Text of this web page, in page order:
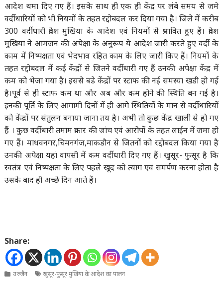
आदेश थमा दिए गए हैं। इसके साथ ही एक ही केंद्र पर लंबे समय से जमे
वर्दीधारियों को भी नियमों के तहत रद्दोबदल कर दिया गया है। जिले में करीब
300 वर्दीधारी प्रदेश मुखिया के आदेश एवं नियमों से प्रभावित हुए हैं। प्रदेश
मुखिया ने आमजन की अपेक्षा के अनुरूप ये आदेश जारी करते हुए वर्दी के
काम में निष्पक्षता एवं भेदभाव रहित काम के लिए जारी किए हैं। नियमों के
तहत रद्दोबदल में कई केंद्रों से जितने वर्दीधारी गए हैं उनकी अपेक्षा केंद्र में
कम को भेजा गया है। इससे बडे केंद्रों पर स्टाफ की नई समस्या खडी हो गई
है।पूर्व से ही स्टाफ कम था और अब और कम होने की स्थिति बन गई है।
इनकी पूर्ति के लिए आगामी दिनों में ही आगे स्थितियों के मान से वर्दीधारियों
को केंद्रों पर संतुलन बनाया जाना तय है। अभी तो कुछ केंद्र खाली से हो गए
हैं । कुछ वर्दीधारी तमाम प्रकार की जांच एवं आरोपों के तहत लाईन में जमा हो
गए हैं। माधवनगर,चिमनगंज,माकडौन से जितनों को रद्दोबदल किया गया है
उनकी अपेक्षा यहां वापसी में कम वर्दीधारी दिए गए हैं। खुसूर- फुसूर है कि
स्वतंत्र एवं निष्पक्षता के लिए पहले खूद को त्याग एवं समर्पण करना होता है
उसके बाद ही अच्छे दिन आते हैं।
Share:
उज्जैन खुसूर-फुसूर मुखिया के आदेश का पालन